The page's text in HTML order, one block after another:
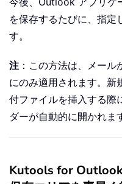
を保存するたびに、指定
す。
注 ：この方法は、メー
にのみ適用されます。新
付ファイルを挿入する際
ダーが自動的に開かれま
Kutools for